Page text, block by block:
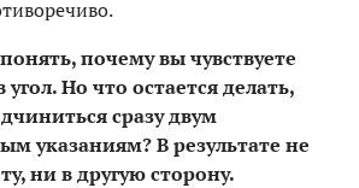
почему вы чувствуете
угол. Но что остается делать,
сразу двум
указаниям? В результате не
ни в другую сторону.